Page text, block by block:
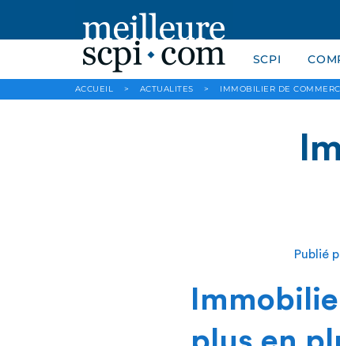
SCPI
ACCUEIL > ACTUALITES > IMMOBILIER DE
Publié